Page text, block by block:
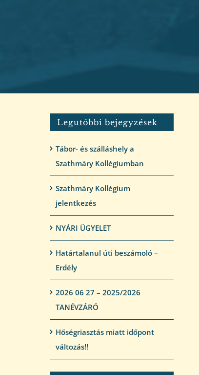
Legutóbbi bejegyzések
Tábor- és szálláshely a
Szathmáry Kollégiumban
Szathmáry Kollégium
jelentkezés
NYÁRI ÜGYELET
Határtalanul úti beszámoló –
Erdély
2026 06 27 – 2025/2026
TANÉVZÁRÓ
Hőségriasztás miatt időpont
változás!!